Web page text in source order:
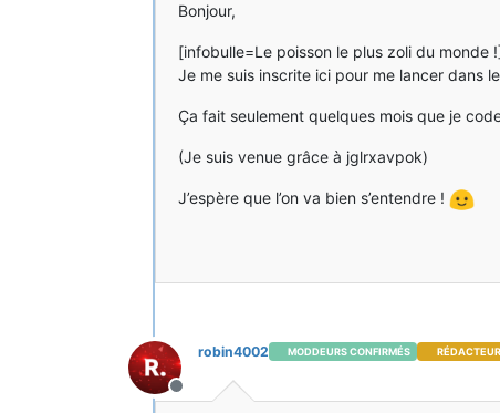
Bonjour,
[infobulle=Le poisson le plus zoli du monde
Je me suis inscrite ici pour me lancer dans
Ça fait seulement quelques mois que je
(Je suis venue grâce à jglrxavpok)
J’espère que l’on va bien s’entendre !
Hors-ligne
robin4002 MODDEURS CONFIRMÉS